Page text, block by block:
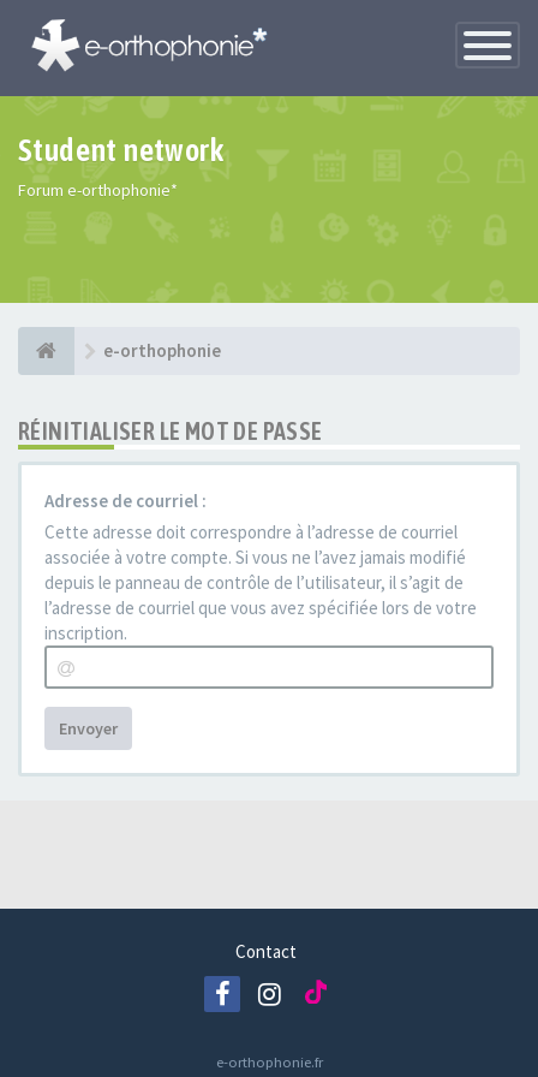
Toggle
Student network
Forum e-orthophonie*
e-orthophonie
RÉINITIALISER LE MOT DE PASSE
Adresse de courriel :
Cette adresse doit correspondre à l’adresse de courriel
associée à votre compte. Si vous ne l’avez jamais modifié
depuis le panneau de contrôle de l’utilisateur, il s’agit de
l’adresse de courriel que vous avez spécifiée lors de votre
inscription.
Envoyer
Contact
e-orthophonie.fr